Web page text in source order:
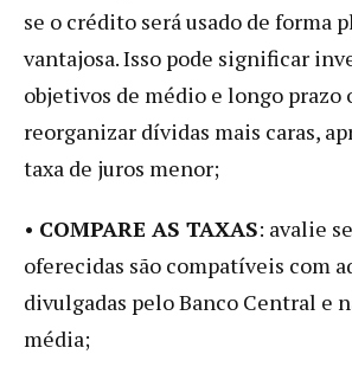
se o crédito será usado de forma
vantajosa. Isso pode significar
objetivos de médio e longo prazo
reorganizar dívidas mais caras,
taxa de juros menor;
• COMPARE AS TAXAS: avalie
oferecidas são compatíveis com
divulgadas pelo Banco Central e
média;